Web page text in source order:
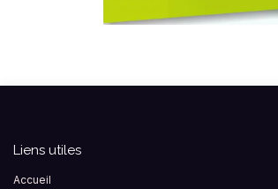
Liens utiles
Accueil